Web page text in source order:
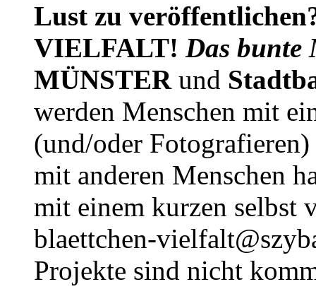
Lust zu
VIELFALT! Das bunte
MÜNSTERund
werden Menschen mit
(und/oder
mit anderen Menschen
mit einem kurzen selbst
blaettchen-
Projekte sind nicht